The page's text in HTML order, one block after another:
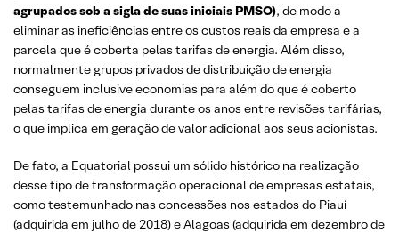
agrupados sob a sigla de suas iniciais PMSO), de modo a
eliminar as ineficiências entre os custos reais da empresa e a
parcela que é coberta pelas tarifas de energia. Além disso,
normalmente grupos privados de distribuição de energia
conseguem inclusive economias para além do que é coberto
pelas tarifas de energia durante os anos entre revisões tarifárias,
o que implica em geração de valor adicional aos seus acionistas.
De fato, a Equatorial possui um sólido histórico na realização
desse tipo de transformação operacional de empresas estatais,
como testemunhado nas concessões nos estados do Piauí
(adquirida em julho de 2018) e Alagoas (adquirida em dezembro de